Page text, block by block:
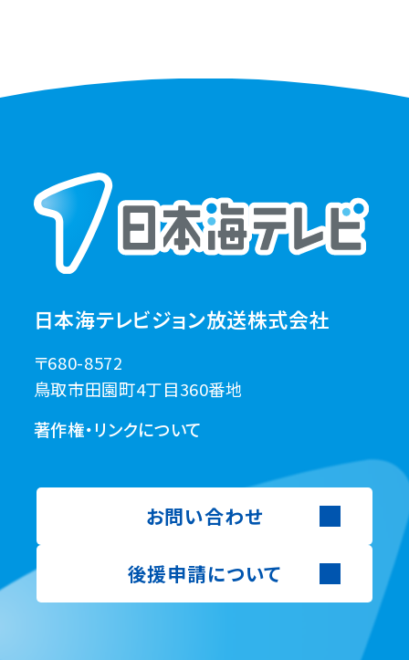
日本海テレビジョン放送株式会社
〒680-8572
鳥取市田園町4丁目360番地
著作権・リンクについて
お問い合わせ
後援申請について